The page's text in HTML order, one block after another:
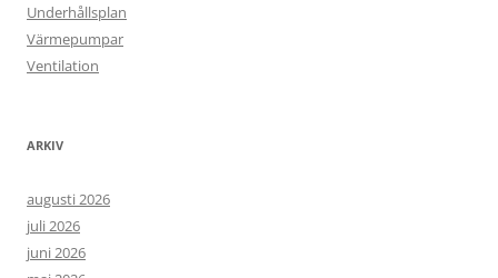
Underhållsplan
Värmepumpar
Ventilation
ARKIV
augusti 2026
juli 2026
juni 2026